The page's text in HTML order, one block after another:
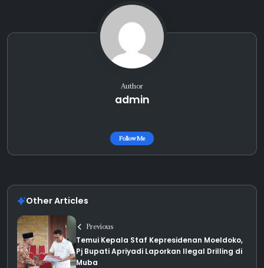
Author
admin
Follow Me
Other Articles
Previous
Temui Kepala Staf Kepresidenan Moeldoko,
Pj Bupati Apriyadi Laporkan Ilegal Drilling di
Muba